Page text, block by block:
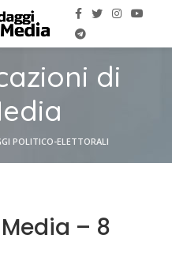
di
POLITICO-ELETTORALI
– 8